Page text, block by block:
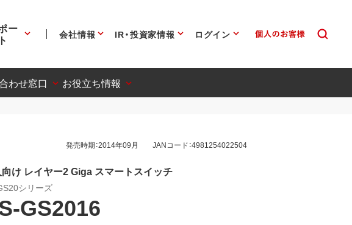
ー
ト 会社情報 IR・投資家情報 ログイン
わせ窓口 お役立ち情報
発売時期：2014年09月 JANコード：4981254022504
け レイヤー2 Giga スマートスイッチ
シリーズ
GS2016